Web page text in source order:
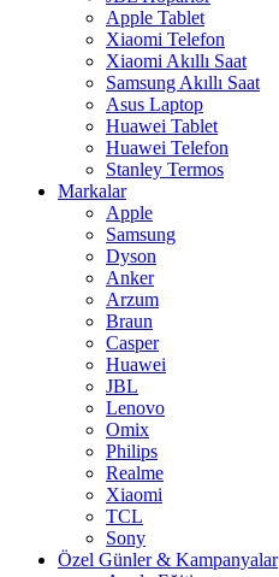
Apple Tablet
Xiaomi Telefon
Xiaomi Akıllı Saat
Samsung Akıllı Saat
Asus Laptop
Huawei Tablet
Huawei Telefon
Stanley Termos
Markalar
Apple
Samsung
Dyson
Anker
Arzum
Braun
Casper
Huawei
JBL
Lenovo
Omix
Philips
Realme
Xiaomi
TCL
Sony
Özel Günler & Kampanyalar